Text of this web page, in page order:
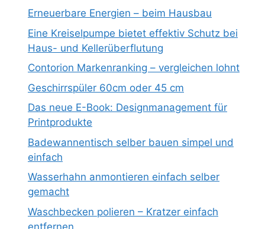
Erneuerbare Energien – beim Hausbau
Eine Kreiselpumpe bietet effektiv Schutz bei
Haus- und Kellerüberflutung
Contorion Markenranking – vergleichen lohnt
Geschirrspüler 60cm oder 45 cm
Das neue E-Book: Designmanagement für
Printprodukte
Badewannentisch selber bauen simpel und
einfach
Wasserhahn anmontieren einfach selber
gemacht
Waschbecken polieren – Kratzer einfach
entfernen